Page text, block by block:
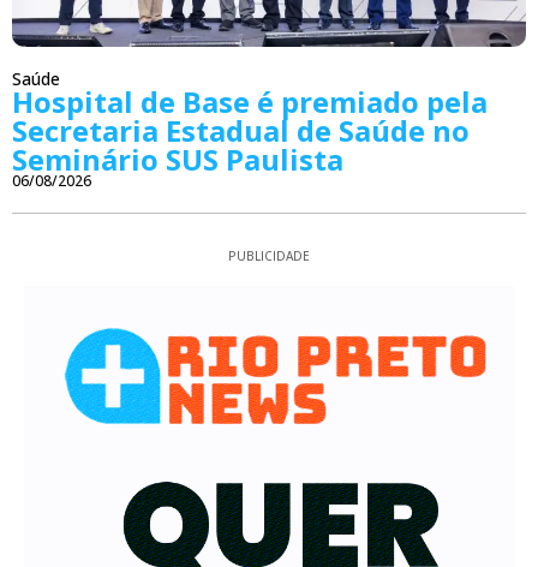
Saúde
Hospital de Base é premiado pela
Secretaria Estadual de Saúde no
Seminário SUS Paulista
06/08/2026
PUBLICIDADE